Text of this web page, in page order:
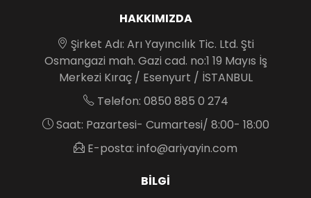
HAKKIMIZDA
Şirket Adı: Arı Yayıncılık Tic. Ltd. Şti
Osmangazi mah. Gazi cad. no:1 19 Mayıs İş
Merkezi Kıraç / Esenyurt / İSTANBUL
Telefon: 0850 885 0 274
Saat: Pazartesi- Cumartesi/ 8:00- 18:00
E-posta: info@ariyayin.com
BILGI